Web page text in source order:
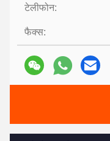
टेलीफोन:
फैक्स: